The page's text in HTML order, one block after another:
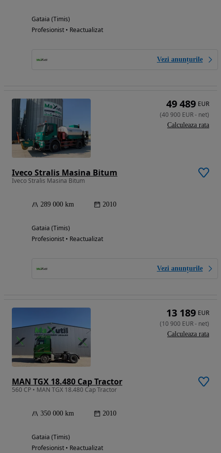
Gataia (Timis)
Profesionist • Reactualizat
Vezi anunțurile
Iveco Stralis Masina Bitum
Iveco Stralis Masina Bitum
289 000 km 2010
Gataia (Timis)
Profesionist • Reactualizat
Vezi anunțurile
49 489 EUR
(40 900 EUR- net)
Calculeaza rata
MAN TGX 18.480 Cap Tractor
560 CP • MAN TGX 18.480 Cap Tractor
350 000 km 2010
Gataia (Timis)
Profesionist • Reactualizat
13 189 EUR
(10 900 EUR- net)
Calculeaza rata